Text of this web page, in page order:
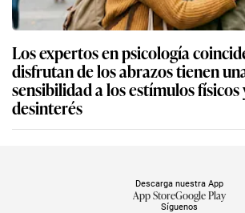
Los expertos en psicología
disfrutan de los abrazos tienen
sensibilidad a los estímulos físicos
desinterés
Síguenos
Descarga nuestra App
App StoreGoogle Play